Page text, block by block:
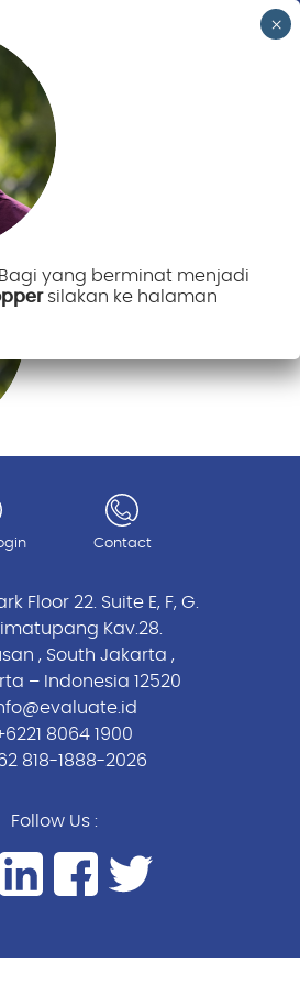
Contact
Floor 22. Suite E, F, G.
Kav.28.
, South Jakarta ,
– Indonesia 12520
8064 1900
818-1888-2026
Follow Us :
Bagi yang berminat menjadi
silakan ke halaman